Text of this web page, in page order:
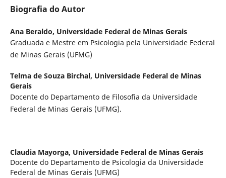
Biografia do Autor
Ana Beraldo, Universidade Federal de Minas Gerais
Graduada e Mestre em Psicologia pela Universidade Federal
de Minas Gerais (UFMG)
Telma de Souza Birchal, Universidade Federal de Minas
Gerais
Docente do Departamento de Filosofia da Universidade
Federal de Minas Gerais (UFMG).
Claudia Mayorga, Universidade Federal de Minas Gerais
Docente do Departamento de Psicologia da Universidade
Federal de Minas Gerais (UFMG)